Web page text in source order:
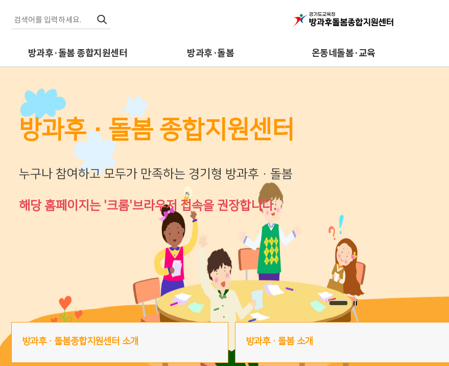
방과후·돌봄 종합지원센터 방과후·돌봄 온동네돌봄·교육
방과후·돌봄 종합지원센터
누구나 참여하고 모두가 만족하는 경기형 방과후·돌봄
해당 홈페이지는 '크롬'브라우저 접속을 권장합니다.
방과후·돌봄종합지원센터 소개 방과후·돌봄 소개